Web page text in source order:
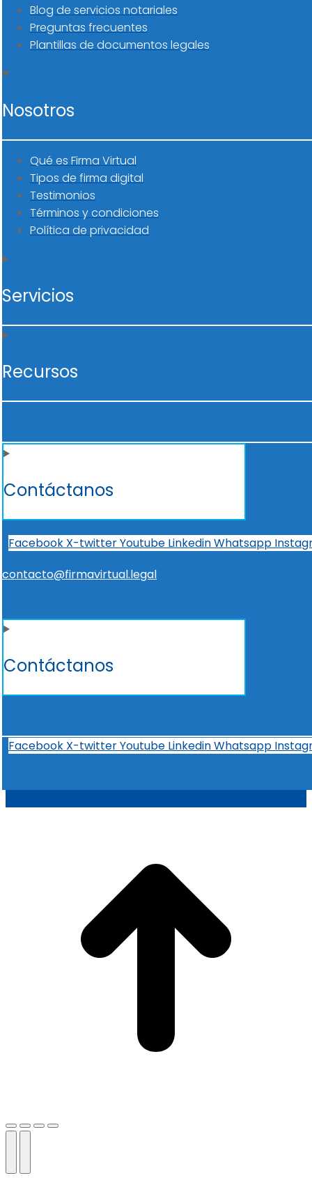
Blog de servicios notariales
Preguntas frecuentes
Plantillas de documentos legales
Nosotros
Qué es Firma Virtual
Tipos de firma digital
Testimonios
Términos y condiciones
Política de privacidad
Servicios
Recursos
Contáctanos
Facebook X-twitterYoutube LinkedinWhatsapp
contacto@firmavirtual.legal
Contáctanos
Facebook X-twitterYoutube LinkedinWhatsapp